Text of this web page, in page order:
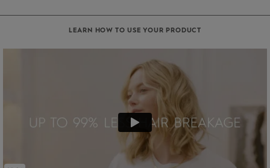
LEARN HOW TO USE YOUR PRODUCT